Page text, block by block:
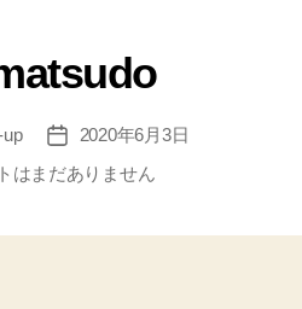
2020年6月3日
はまだありません